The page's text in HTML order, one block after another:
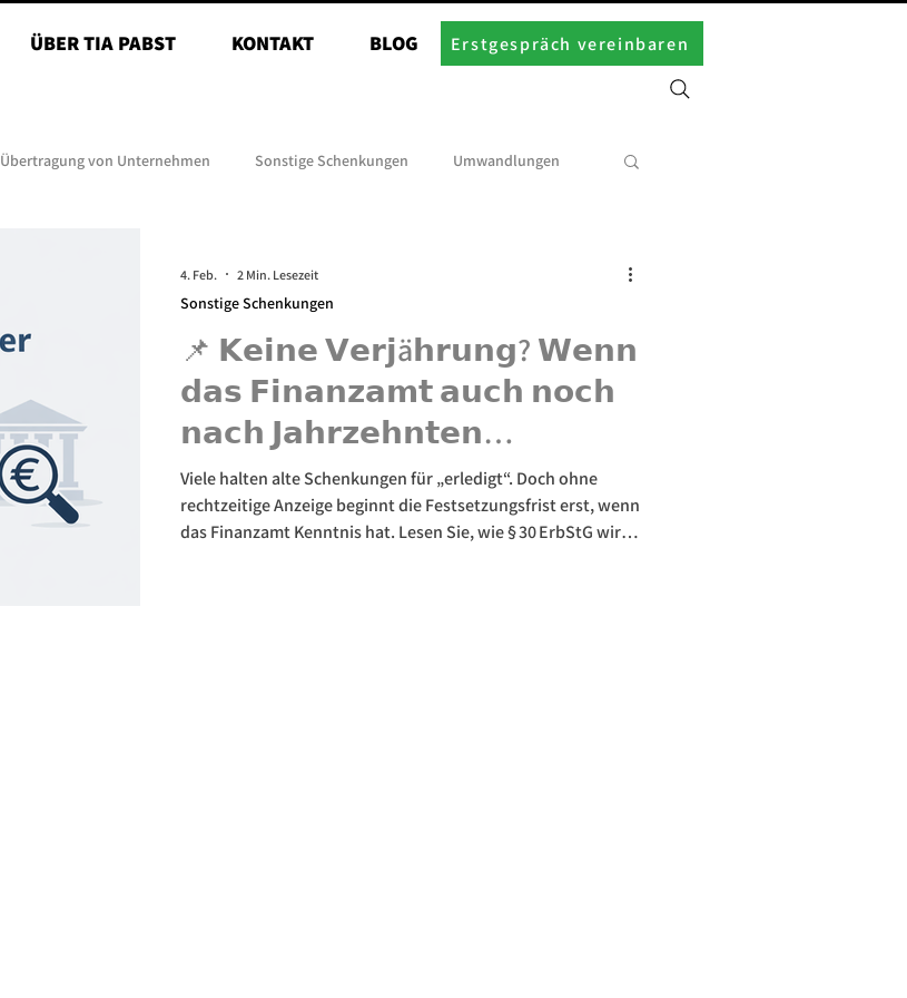
ÜBER TIA PABST KONTAKT BLOG Erstgespräch vereinbaren
Übertragung von Unternehmen Sonstige Schenkungen Umwandlungen
📌 𝗞𝗲𝗶𝗻𝗲 𝗩𝗲𝗿𝗷ä𝗵𝗿𝘂𝗻𝗴? 𝗪𝗲𝗻𝗻
𝗱𝗮𝘀 𝗙𝗶𝗻𝗮𝗻𝘇𝗮𝗺𝘁 𝗮𝘂𝗰𝗵 𝗻𝗼𝗰𝗵
𝗻𝗮𝗰𝗵 𝗝𝗮𝗵𝗿𝘇𝗲𝗵𝗻𝘁𝗲𝗻
𝗦𝗰𝗵𝗲𝗻𝗸𝘂𝗻𝗴𝘀𝘁𝗲𝘂𝗲𝗿
𝗳𝗲𝘀𝘁𝘀𝗲𝘁𝘇𝗲𝗻 𝗱𝗮𝗿𝗳
Viele halten alte Schenkungen für „erledigt“. Doch ohne
rechtzeitige Anzeige beginnt die Festsetzungsfrist erst, wenn
das Finanzamt Kenntnis hat. Lesen Sie, wie § 30 ErbStG wirkt
Sonstige Schenkungen
4. Feb. 2 Min. Lesezeit